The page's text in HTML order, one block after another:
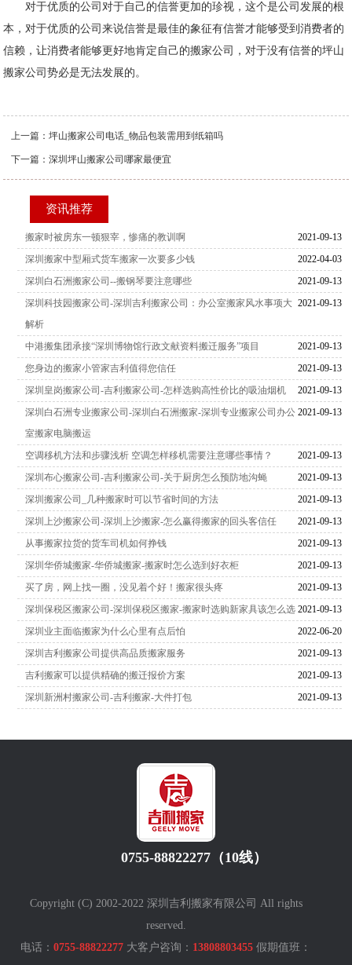
对于优质的公司对于自己的信誉更加的珍视，这个是公司发展的根
本，对于优质的公司来说信誉是最佳的象征有信誉才能够受到消费者的
信赖，让消费者能够更好地肯定自己的搬家公司，对于没有信誉的坪山
搬家公司势必是无法发展的。
上一篇：坪山搬家公司电话_物品包装需用到纸箱吗
下一篇：深圳坪山搬家公司哪家最便宜
资讯推荐
2021-09-13
搬家时被房东一顿狠宰，惨痛的教训啊
2022-04-03
深圳搬家中型厢式货车搬家一次要多少钱
2021-09-13
深圳白石洲搬家公司--搬钢琴要注意哪些
2021-09-13
深圳科技园搬家公司-深圳吉利搬家公司：办公室搬家风水事项大
解析
2021-09-13
中港搬集团承接“深圳博物馆行政文献资料搬迁服务”项目
2021-09-13
您身边的搬家小管家吉利值得您信任
2021-09-13
深圳皇岗搬家公司-吉利搬家公司-怎样选购高性价比的吸油烟机
2021-09-13
深圳白石洲专业搬家公司-深圳白石洲搬家-深圳专业搬家公司办公
室搬家电脑搬运
2021-09-13
空调移机方法和步骤浅析 空调怎样移机需要注意哪些事情？
2021-09-13
深圳布心搬家公司-吉利搬家公司-关于厨房怎么预防地沟蝇
2021-09-13
深圳搬家公司_几种搬家时可以节省时间的方法
2021-09-13
深圳上沙搬家公司-深圳上沙搬家-怎么赢得搬家的回头客信任
2021-09-13
从事搬家拉货的货车司机如何挣钱
2021-09-13
深圳华侨城搬家-华侨城搬家-搬家时怎么选到好衣柜
2021-09-13
买了房，网上找一圈，没见着个好！搬家很头疼
2021-09-13
深圳保税区搬家公司-深圳保税区搬家-搬家时选购新家具该怎么选
2022-06-20
深圳业主面临搬家为什么心里有点后怕
2021-09-13
深圳吉利搬家公司提供高品质搬家服务
2021-09-13
吉利搬家可以提供精确的搬迁报价方案
2021-09-13
深圳新洲村搬家公司-吉利搬家-大件打包
0755-88822277（10线）
Copyright (C) 2002-2022 深圳吉利搬家有限公司 All rights
reserved.
电话：0755-88822277 大客户咨询： 13808803455 假期值班：